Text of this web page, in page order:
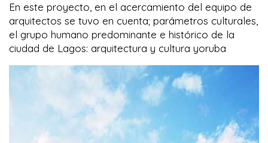
En este proyecto, en el acercamiento del equipo de
arquitectos se tuvo en cuenta; parámetros culturales,
el grupo humano predominante e histórico de la
ciudad de Lagos: arquitectura y cultura yoruba